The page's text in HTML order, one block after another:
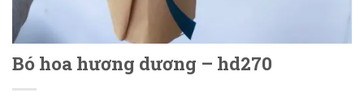
Bó hoa hương dương – hd270